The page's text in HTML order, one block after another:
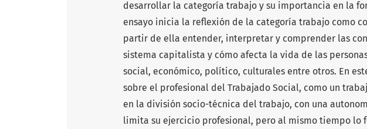
desarrollar la categoría trabajo y su importancia en la
ensayo inicia la reflexión de la categoría trabajo como
partir de ella entender, interpretar y comprender las
sistema capitalista y cómo afecta la vida de las
social, económico, político, culturales entre otros. En
sobre el profesional del Trabajado Social, como un
en la división socio-técnica del trabajo, con una
limita su ejercicio profesional, pero al mismo tiempo lo